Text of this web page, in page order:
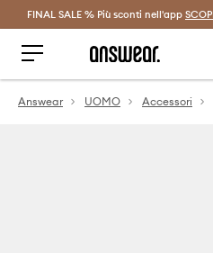
Risparmia con
FINAL SALE % Più sconti nell'app
Answear UOMO Accessori